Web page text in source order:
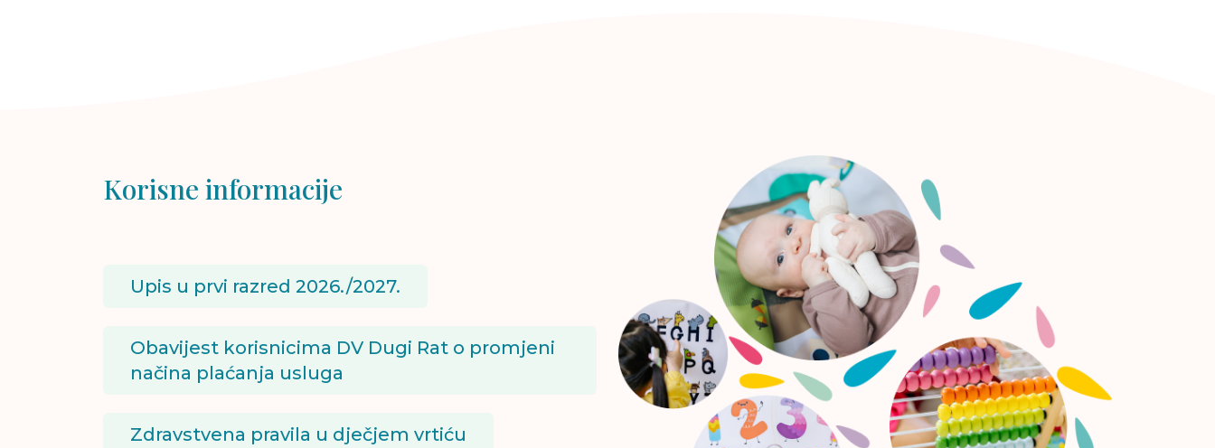
Korisne informacije
Upis u prvi razred 2026./2027.
Obavijest korisnicima DV Dugi Rat o promjeni
načina plaćanja usluga
Zdravstvena pravila u dječjem vrtiću